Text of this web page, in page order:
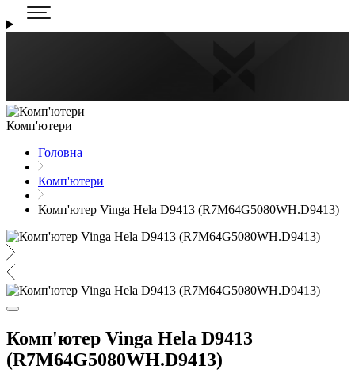
Комп'ютери
Головна
Комп'ютери
Комп'ютер Vinga Hela D9413 (R7M64G5080WH.D9413)
Комп'ютер Vinga Hela D9413
(R7M64G5080WH.D9413)